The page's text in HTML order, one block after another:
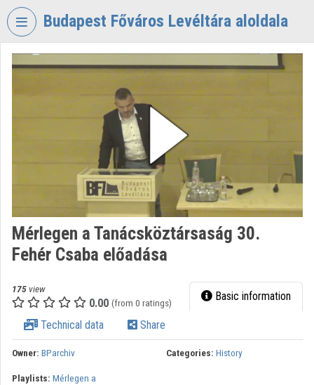
Skip header
Budapest Főváros Levéltára aloldala
VIDEOTORIUM
BUDAPEST
FŐVÁROS
LEVÉLTÁRA
Organization home
Log In
Categories
Contributors
Mérlegen a Tanácsköztársaság 30.
Fehér Csaba előadása
175 view
0.00 (from 0 ratings) Basic information
Technical data Share
Owner: BParchiv Categories: History
Playlists: Mérlegen a